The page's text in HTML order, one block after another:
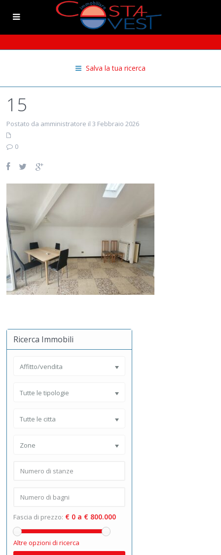
Salva la tua ricerca
15
Postato da amministratore il 3 Febbraio 2026
0
Ricerca Immobili
Affitto/vendita
Tutte le tipologie
Tutte le citta
Zone
Fascia di prezzo: € 0 a € 800.000
Altre opzioni di ricerca